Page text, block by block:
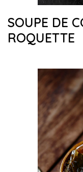
SOUPE DE
ROQUETTE